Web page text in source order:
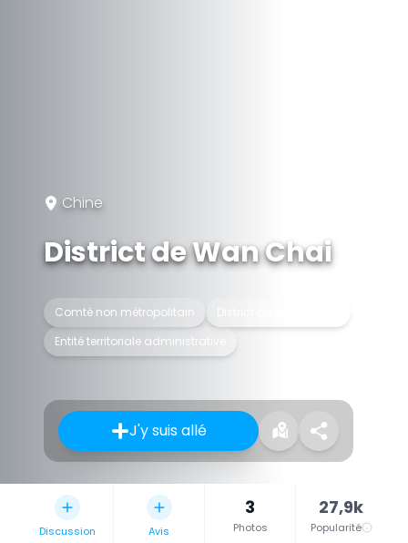
Chine
District de Wan Chai
Comté non métropolitain
Entité territoriale administrative
J'y suis allé
Discussion Avis
3
Photos
27,9k
Popularité